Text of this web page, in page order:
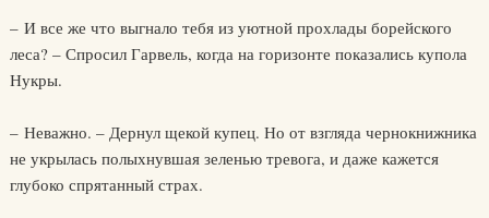
– И все же что выгнало тебя из уютной прохлады борейского
леса? – Спросил Гарвель, когда на горизонте показались купола
Нукры.
– Неважно. – Дернул щекой купец. Но от взгляда чернокнижника
не укрылась полыхнувшая зеленью тревога, и даже кажется
глубоко спрятанный страх.